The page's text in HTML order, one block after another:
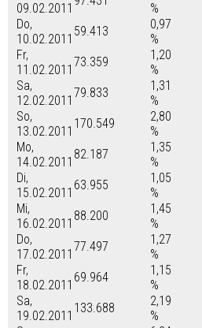
09.02.2011
%
Do,
10.02.2011
59.413
0,97
%
Fr,
11.02.2011
73.359
1,20
%
Sa,
12.02.2011
79.833
1,31
%
So,
13.02.2011
170.549
2,80
%
Mo,
14.02.2011
82.187
1,35
%
Di,
15.02.2011
63.955
1,05
%
Mi,
16.02.2011
88.200
1,45
%
Do,
17.02.2011
77.497
1,27
%
Fr,
18.02.2011
69.964
1,15
%
Sa,
19.02.2011
133.688
2,19
%